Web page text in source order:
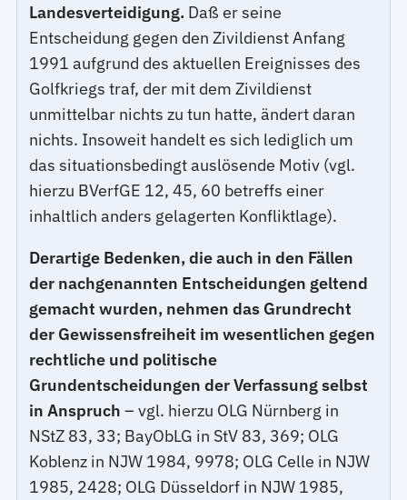
Landesverteidigung. Daß er seine
Entscheidung gegen den Zivildienst Anfang
1991 aufgrund des aktuellen Ereignisses des
Golfkriegs traf, der mit dem Zivildienst
unmittelbar nichts zu tun hatte, ändert daran
nichts. Insoweit handelt es sich lediglich um
das situationsbedingt auslösende Motiv (vgl.
hierzu BVerfGE 12, 45, 60 betreffs einer
inhaltlich anders gelagerten Konfliktlage).
Derartige Bedenken, die auch in den Fällen
der nachgenannten Entscheidungen geltend
gemacht wurden, nehmen das Grundrecht
der Gewissensfreiheit im wesentlichen gegen
rechtliche und politische
Grundentscheidungen der Verfassung selbst
in Anspruch – vgl. hierzu OLG Nürnberg in
NStZ 83, 33; BayObLG in StV 83, 369; OLG
Koblenz in NJW 1984, 9978; OLG Celle in NJW
1985, 2428; OLG Düsseldorf in NJW 1985,